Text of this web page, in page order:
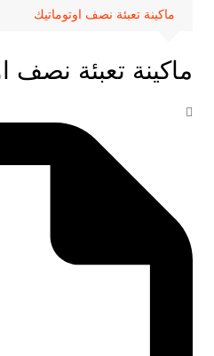
ماكينة تعبئة نصف اوتوماتيك
ماكينة تعبئة نصف